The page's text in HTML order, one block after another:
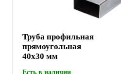
Труба профильная
прямоугольная
40х30 мм
Есть в наличии